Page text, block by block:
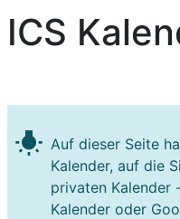
ICS
wb_incandescent Auf dieser Seite
Kalender, auf die
privaten Kalender
Kalender oder